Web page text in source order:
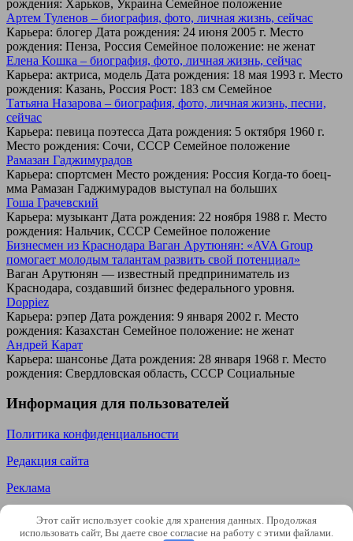
рождения: Харьков, Украина Семейное положение
Артем Туленов – биография, фото, личная жизнь, сейчас
Карьера: блогер Дата рождения: 24 июня 2005 г. Место
рождения: Пенза, Россия Семейное положение: не женат
Елена Кошка – биография, фото, личная жизнь, сейчас
Карьера: актриса, модель Дата рождения: 18 мая 1993 г. Место
рождения: Казань, Россия Рост: 183 см Семейное
Татьяна Назарова – биография, фото, личная жизнь, песни,
сейчас
Карьера: певица поэтесса Дата рождения: 5 октября 1960 г.
Место рождения: Сочи, СССР Семейное положение
Рамазан Гаджимурадов
Карьера: спортсмен Место рождения: Россия Когда-то боец-
мма Рамазан Гаджимурадов выступал на больших
Гоша Грачевский
Карьера: музыкант Дата рождения: 22 ноября 1988 г. Место
рождения: Нальчик, СССР Семейное положение
Бизнесмен из Краснодара Ваган Арутюнян: «AVA Group
помогает молодым талантам развить свой потенциал»
Ваган Арутюнян — известный предприниматель из
Краснодара, создавший бизнес федерального уровня.
Doppiez
Карьера: рэпер Дата рождения: 9 января 2002 г. Место
рождения: Казахстан Семейное положение: не женат
Андрей Карат
Карьера: шансонье Дата рождения: 28 января 1968 г. Место
рождения: Свердловская область, СССР Социальные
Информация для пользователей
Политика конфиденциальности
Редакция сайта
Реклама
© 2026 SteepMEN Использование материалов сайта разрешено
только со активной ссылкой на источник steepmen.ru Почта
Этот сайт использует cookie для хранения данных. Продолжая
использовать сайт, Вы даете свое согласие на работу с этими файлами.